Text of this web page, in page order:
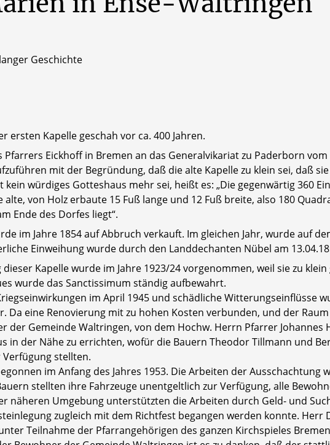
Geschichte
ersten Kapelle geschah vor ca. 400 Jahren.
Pfarrers Eickhoff in Bremen an das Generalvikariat zu Paderborn
mit der Begründung, daß die alte Kapelle zu klein sei, daß
kein würdiges Gotteshaus mehr sei, heißt es: „Die gegenwärtig 360
alte, von Holz erbaute 15 Fuß lange und 12 Fuß breite, also 180
Ende des Dorfes liegt“.
im Jahre 1854 auf Abbruch verkauft. Im gleichen Jahr, wurde auf
Einweihung wurde durch den Landdechanten Nübel am
dieser Kapelle wurde im Jahre 1923/24 vorgenommen, weil sie zu
wurde das Sanctissimum ständig aufbewahrt.
im April 1945 und schädliche Witterungs­einflüsse
Da eine Renovierung mit zu hohen Kosten verbunden, und der
der Gemeinde Waltrin­gen, von dem Hochw. Herrn Pfarrer
in der Nähe zu errichten, wofür die Bauern Theodor Tillmann und
stellten.
im Anfang des Jahres 1953. Die Arbeiten der
stellten ihre Fahrzeuge unentgeltlich zur Verfügung, alle
näheren Umgebung unterstützten die Arbeiten durch Geld- und
zugleich mit dem Richtfest begangen werden konnte.
Teil­nahme der Pfarrangehörigen des ganzen Kirchspieles